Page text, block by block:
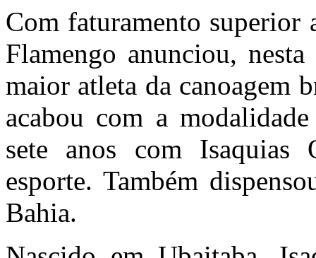
Com faturamento superior
Flamengo anunciou,
maior atleta da canoagem
acabou com a
sete anos com Isaquias
esporte. Também
Bahia.